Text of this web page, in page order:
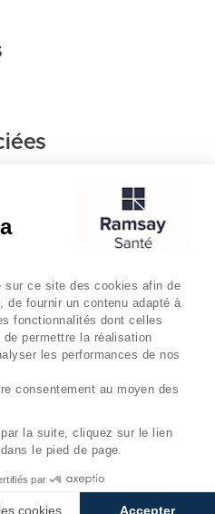
- Clinique mousseau -
sur ce site des cookies afin de
de fournir un contenu adapté à
fonctionnalités dont celles
permettre la réalisation
les performances de nos
consentement au moyen des
la suite, cliquez sur le lien
le pied de page.
par
cookies Accepter